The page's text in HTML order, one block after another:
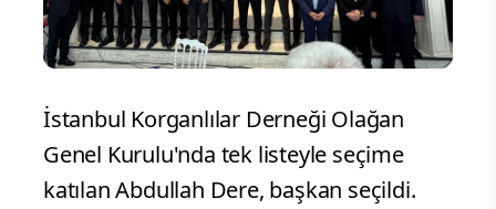
İstanbul Korganlılar Derneği Olağan
Genel Kurulu'nda tek listeyle seçime
katılan Abdullah Dere, başkan seçildi.